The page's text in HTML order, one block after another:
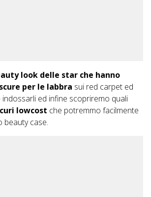
look delle star che hanno
per le labbra sui red carpet ed
indossarli ed infine scopriremo quali
lowcost che potremmo facilmente
beauty case.